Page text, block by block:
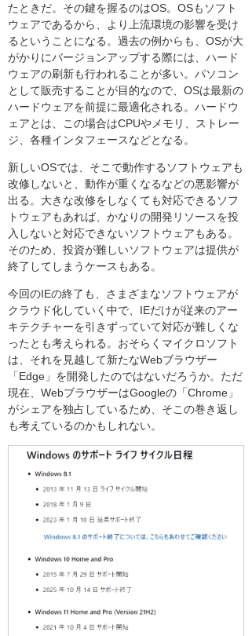
たときだ。その鍵を握るのはOS。OSもソフト
ウェアであるから、より上流環境の影響を受け
るということになる。過去の例からも、OSが大
がかりにバージョンアップする際には、ハード
ウェアの刷新も行われることが多い。パソコン
として販売することが目的なので、OSは最新の
ハードウェアを前提に最適化される。ハードウ
ェアとは、この場合はCPUやメモリ、ストレー
ジ、各種インタフェースなどとなる。
新しいOSでは、そこで動作するソフトウェアも
改修しないと、動作が重くなるなどの悪影響が
出る。大きな改修をしなくても対応できるソフ
トウェアもあれば、かなりの開発リソースを投
入しないと対応できないソフトウェアもある。
そのため、投資が難しいソフトウェアは提供が
終了してしまうケースもある。
今回のIEの終了も、さまざまなソフトウェアが
クラウド化していく中で、IEだけが従来のアー
キテクチャーを引きずっていて対応が難しくな
ったとも考えられる。おそらくマイクロソフト
は、それを見越して新たなWebブラウザー
「Edge」を開発したのではないだろうか。ただ
現在、WebブラウザーはGoogleの「Chrome」
がシェアを独占しているため、そこの巻き返し
も考えているのかもしれない。